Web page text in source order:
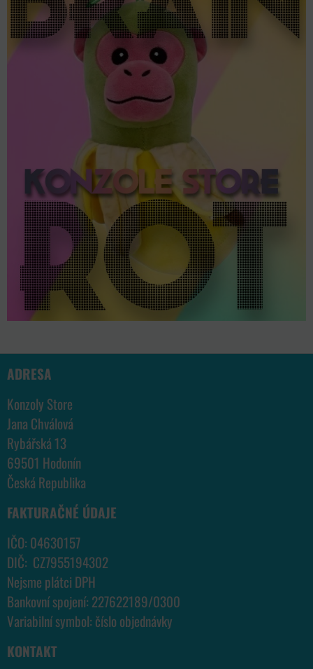
ADRESA
Konzoly Store
Jana Chválová
Rybářská 13
69501 Hodonín
Česká Republika
FAKTURAČNÉ ÚDAJE
IČO: 04630157
DIČ: CZ7955194302
Nejsme plátci DPH
Bankovní spojení: 227622189/0300
Variabilní symbol: číslo objednávky
KONTAKT